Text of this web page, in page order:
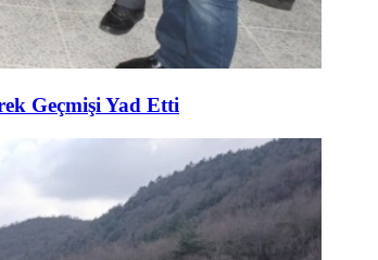
Geçmişi Yad Etti